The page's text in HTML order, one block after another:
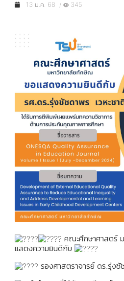
13 ม.ค. 68 / 345
คณะศึกษาศาสตร์
แสดงความยินดีกับ
รองศาสตราจารย์ ดร.รุ่งชั